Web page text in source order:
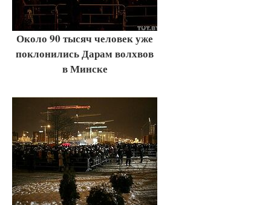
Около 90 тысяч человек уже
поклонились Дарам волхвов
в Минске